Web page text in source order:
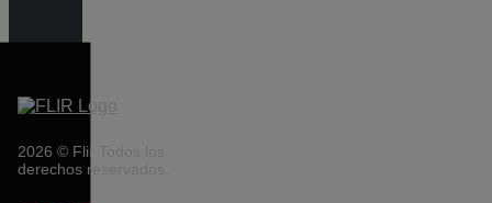
2026 © Flir Todos los
derechos reservados.